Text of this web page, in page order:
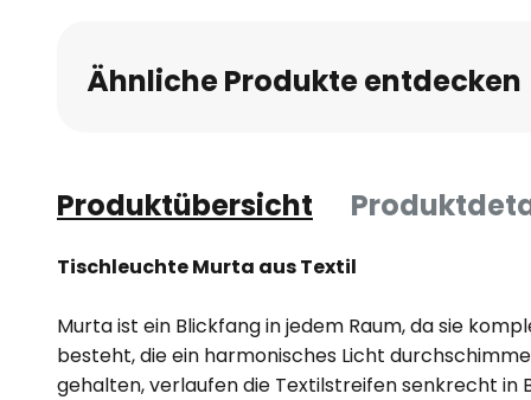
Ähnliche Produkte entdecken
Produktübersicht
Tischleuchte Murta aus Textil
Murta ist ein Blickfang in jedem Raum, da sie
besteht, die ein harmonisches Licht
gehalten, verlaufen die Textilstreifen senkrecht in